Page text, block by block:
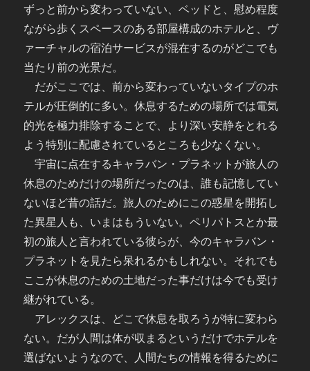
ずっと前から変わっていない、ベッドと、慰め程度
ながら歩くスペースのある部屋構成のホテルと、ヴ
ァーチャルの宿泊サービスが混在するのがどこでも
当たり前の光景だ。
だがここでは、前から変わっていないタイプのホ
テルが圧倒的に多い。休息するための場所では電気
的光を極力排除することで、より深い安静をとれる
よう特別に配慮されているところも少なくない。
宇宙に点在するキャラバン・プラネットが旅人の
休息のためだけの場所だったのは、誰も記憶してい
ないほど昔の話だ。旅人のためにこの惑星を開拓し
た異星人も、いまはもういない。ペリパトスとか最
初の旅人と言われている彼らが、今のキャラバン・
プラネットを見たら呆れるかもしれない。それでも
ここが休息のための土地だった事だけは今でも受け
継がれている。
アレックスは、どこで休息を取ろうが特に変わら
ない。だが人間は体が収まるというだけでホテルを
選ばないようなので、人間たちの情報を得るために